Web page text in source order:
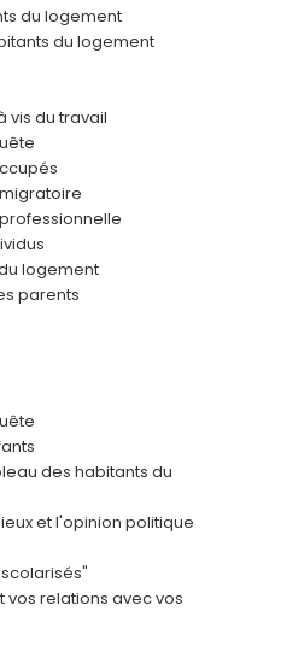
du logement
du logement
vis du travail
logement
parents
des habitants du
et l'opinion politique
vos relations avec vos